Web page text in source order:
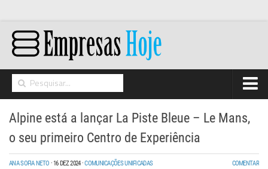
Home
Networking
Segurança
Alpine está a lançar La Piste Bleue – Le Mans,
o seu primeiro Centro de Experiência
ANA SOFIA NETO ·16 DEZ 2024·COMUNICAÇÕES UNIFICADAS COMENTAR